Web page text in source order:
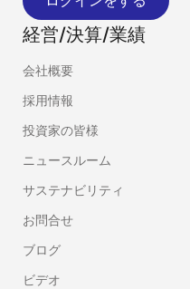
経営/決算/業績
会社概要
採用情報
投資家の皆様
ニュースルーム
サステナビリティ
お問合せ
ブログ
ビデオ